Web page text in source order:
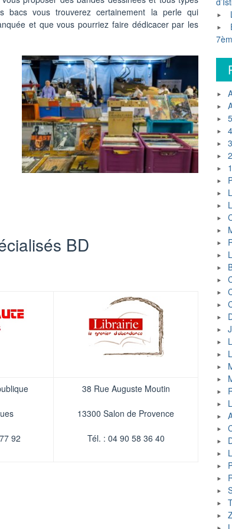
bacs vous trouverez certainement la perle qui
et que vous pourriez faire dédicacer par les
BD
92
38 Rue Auguste Moutin
13300 Salon de Provence
Tél. : 04 90 58 36 40